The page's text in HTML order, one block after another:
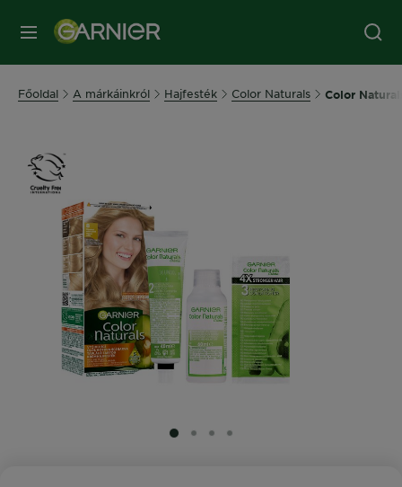
MENÜ
Főoldal A márkáinkról Hajfesték Color Naturals Color
SLIDE 1
SLIDE 2
SLIDE 3
SLIDE 4